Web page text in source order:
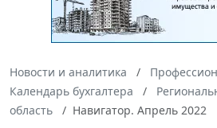
Новости и аналитика
Календарь бухгалтера
область
Навигатор. Апрель 2022